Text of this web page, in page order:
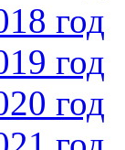
год
год
год